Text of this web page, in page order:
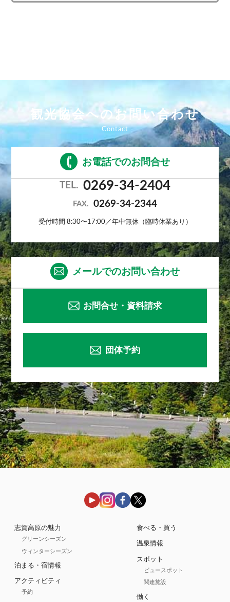
観光協会へのお問い合わせ
お電話でのお問合せ
TEL. 0269-34-2404
FAX. 0269-34-2344
受付時間 8:30〜17:00／年中無休（臨時休業あり）
メールでのお問い合わせ
お問合せ・資料請求
団体予約
志賀高原の魅力
グリーンシーズン
ウィンターシーズン
泊まる・宿情報
アクティビティ
予約
食べる・買う
温泉情報
スポット
ビュースポット
関連施設
働く